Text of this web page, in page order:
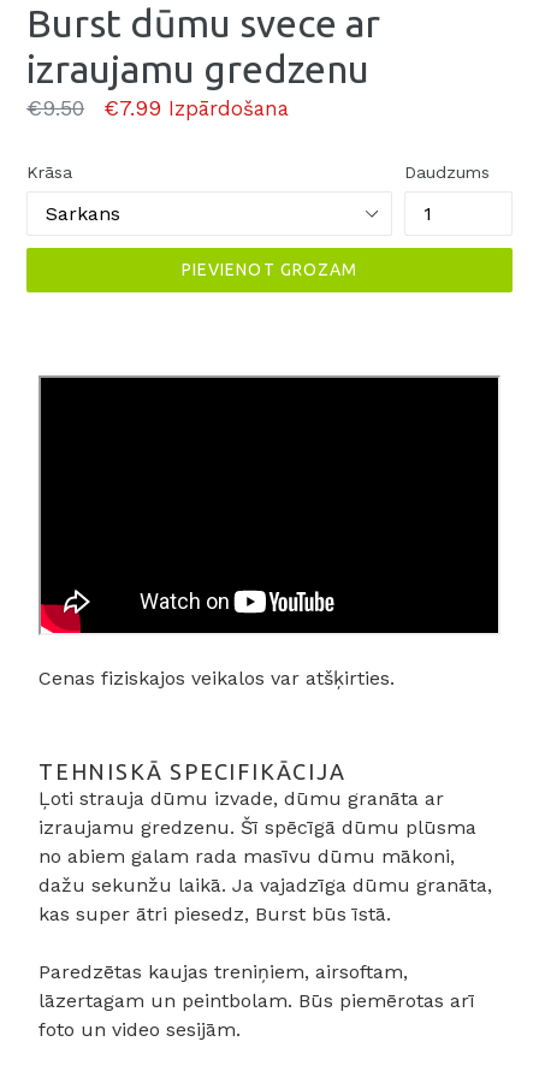
Burst dūmu svece ar
izraujamu gredzenu
Parasti
€9.50 €7.99 Izpārdošana
Krāsa Daudzums
PIEVIENOT GROZAM
Cenas fiziskajos veikalos var atšķirties.
TEHNISKĀ SPECIFIKĀCIJA
Ļoti strauja dūmu izvade, dūmu granāta ar
izraujamu gredzenu. Šī spēcīgā dūmu plūsma
no abiem galam rada masīvu dūmu mākoni,
dažu sekunžu laikā. Ja vajadzīga dūmu granāta,
kas super ātri piesedz, Burst būs īstā.
Paredzētas kaujas treniņiem, airsoftam,
lāzertagam un peintbolam. Būs piemērotas arī
foto un video sesijām.